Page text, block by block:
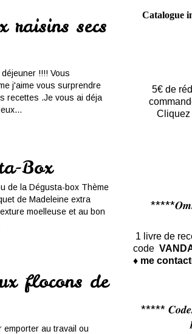
raisins secs
!!!! Vous
j'aime vous surprendre
recettes .Je vous ai déja
Box
de la Dégusta-box Thème
de Madeleine extra
moelleuse et au bon
flocons de
emporter au travail ou
Catalogue
5€ de
Cliquez
1 livre de
code
♦ me
***** 𝑪𝒐𝒅𝒆𝒔